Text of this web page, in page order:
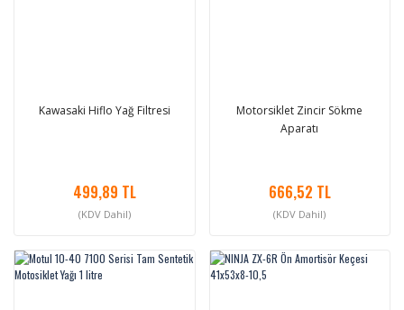
Kawasaki Hiflo Yağ Filtresi
499,89 TL
(KDV Dahil)
Motorsiklet Zincir Sökme
Aparatı
666,52 TL
(KDV Dahil)